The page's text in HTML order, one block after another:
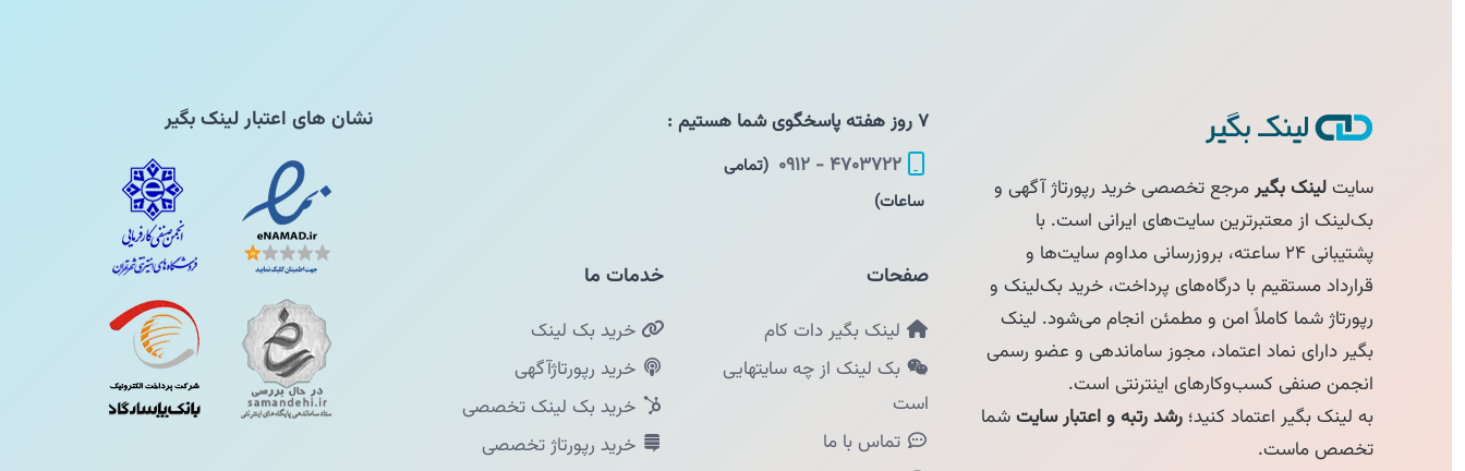
سایتلینک بگیرمرجع تخصصی خرید رپورتاژ آگهی و
بک‌لینک از معتبرترین سایت‌های ایرانی است. با
پشتیبانی ۲۴ ساعته، بروزرسانی مداوم سایت‌ها و
قرارداد مستقیم با درگاه‌های پرداخت، خرید بک‌لینک و
رپورتاژ شما کاملاً امن و مطمئن انجام می‌شود. لینک
بگیر دارای نماد اعتماد، مجوز ساماندهی و عضو رسمی
انجمن صنفی کسب‌وکارهای اینترنتی است.
به لینک بگیر اعتماد کنید؛رشد رتبه و اعتبار سایتشما
تخصص ماست.
۴۷۰۳۷۲۲ - ۰۹۱۲
(تمامی
ساعات)
صفحات
لینک بگیر دات کام
بک لینک از چه سایتهایی
است
تماس با ما
خدمات ما
خرید بک لینک
خرید رپورتاژآگهی
خرید بک لینک تخصصی
خرید رپورتاژ تخصصی
نشان های اعتبار لینک بگیر